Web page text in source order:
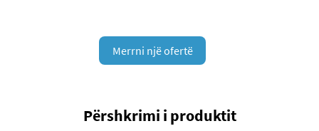
Merrni një ofertë
Përshkrimi i produktit